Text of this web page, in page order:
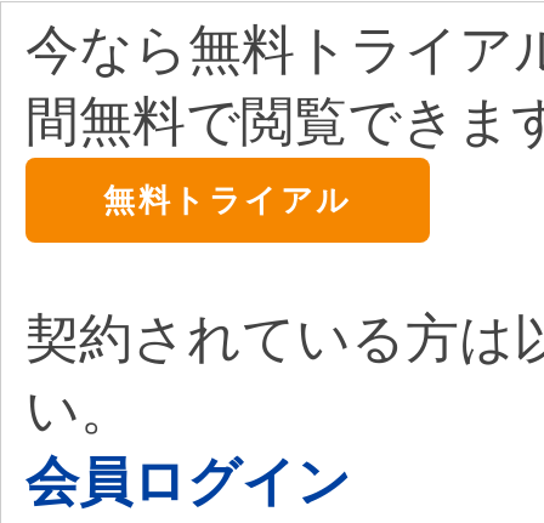
今なら無料トライア
間無料で閲覧できま
無料トライアル
契約されている方は
い。
会員ログイン